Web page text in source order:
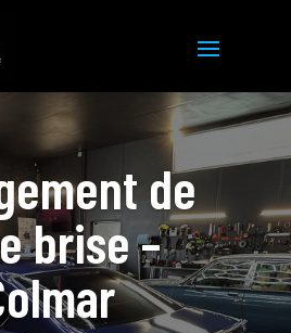
de
brise –